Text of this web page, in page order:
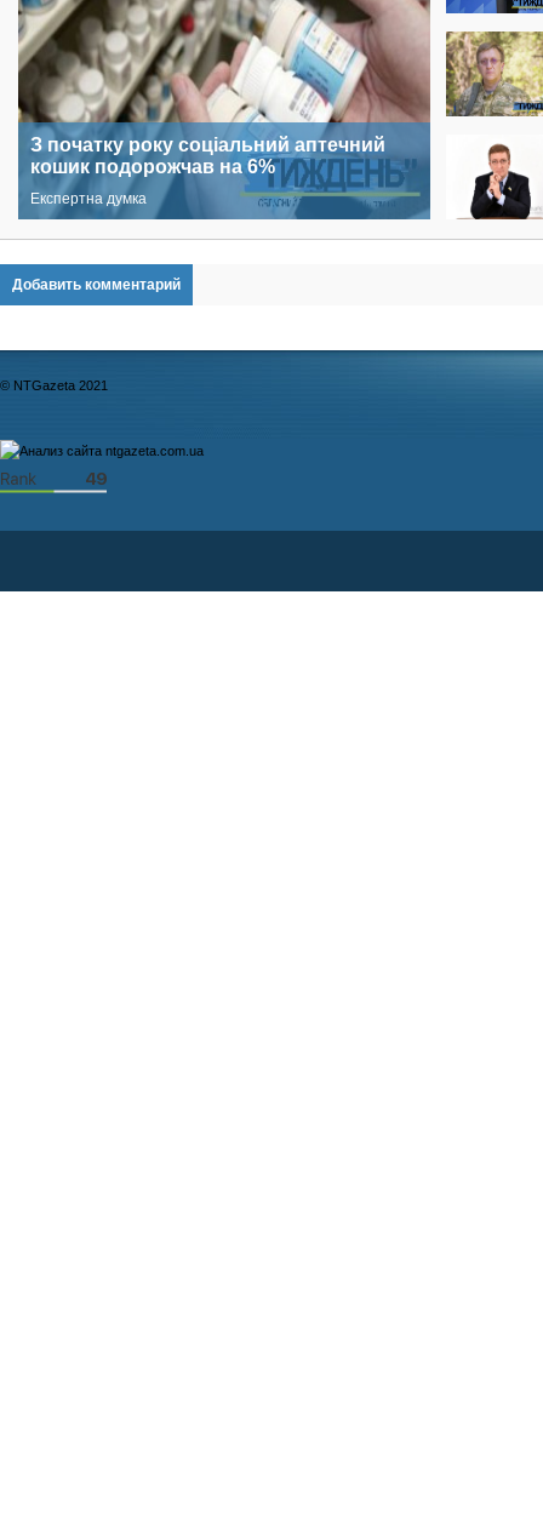
З початку року соціальний аптечний
кошик подорожчав на 6%
Експертна думка
Добавить комментарий
© NTGazeta 2021